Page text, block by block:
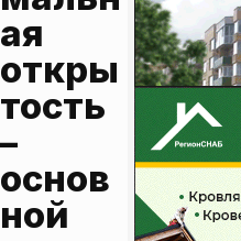
ая
откры
тость
–
основ
ной